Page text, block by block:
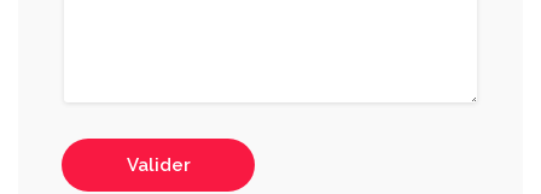
Valider